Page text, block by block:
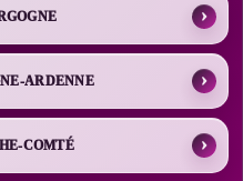
ARDENNE
COMTÉ